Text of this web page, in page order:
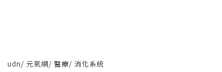
udn/ 元氣網/ 醫療/ 消化系統